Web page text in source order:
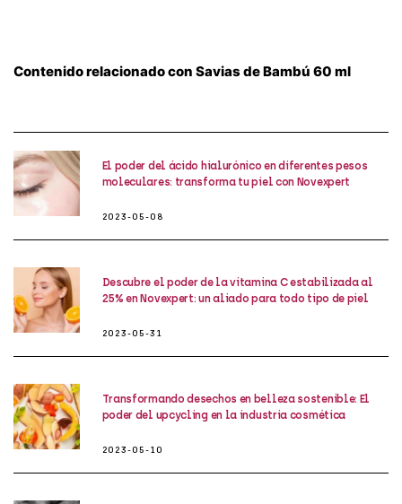
Contenido relacionado con Savias de Bambú 60 ml
El poder del ácido hialurónico en diferentes pesos
moleculares: transforma tu piel con Novexpert
2023-05-08
Descubre el poder de la vitamina C estabilizada al
25% en Novexpert: un aliado para todo tipo de piel
2023-05-31
Transformando desechos en belleza sostenible: El
poder del upcycling en la industria cosmética
2023-05-10